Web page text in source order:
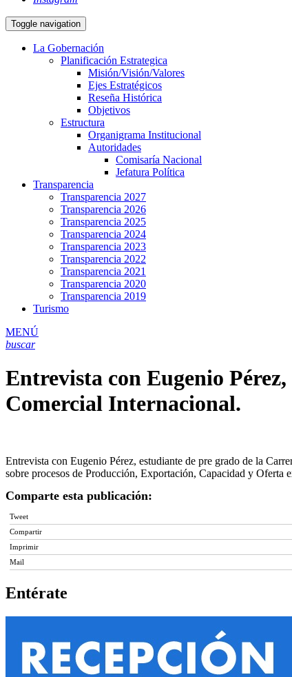
Toggle navigation
La Gobernación
Planificación Estrategica
Misión/Visión/Valores
Ejes Estratégicos
Reseña Histórica
Objetivos
Estructura
Organigrama Institucional
Autoridades
Comisaría Nacional
Jefatura Política
Transparencia
Transparencia 2027
Transparencia 2026
Transparencia 2025
Transparencia 2024
Transparencia 2023
Transparencia 2022
Transparencia 2021
Transparencia 2020
Transparencia 2019
Turismo
MENÚ
buscar
Entrevista con Eugenio
Comercial Internacional.
Entrevista con Eugenio Pérez, estudiante de pre grado de la
sobre procesos de Producción, Exportación, Capacidad y Oferta
Comparte esta publicación:
Tweet
Compartir
Imprimir
Mail
Entérate